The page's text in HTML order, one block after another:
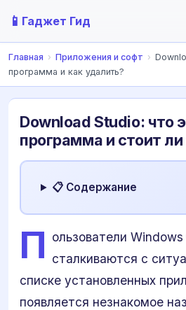
📱 Гаджет Гид
Главная › Приложения и софт ›
программа и как удалить?
Download Studio: что
программа и стоит
📋 Содержание
П ользователи
сталкиваются с
списке установленных
появляется незнакомое